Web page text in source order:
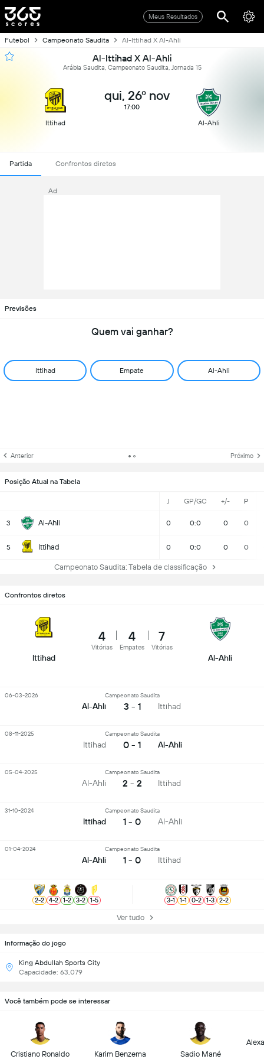
Meus Resultados
Futebol Campeonato Saudita Al-Ittihad X Al-Ahli
Al-Ittihad X Al-Ahli
Arábia Saudita, Campeonato Saudita, Jornada 15
Ittihad
qui, 26º nov
17:00
Al-Ahli
Partida Confrontos diretos
Ad
Previsões
Quem vai ganhar?
Ittihad Empate Al-Ahli
Anterior Próximo
Posição Atual na Tabela
J GP/GC +/- P
3 Al-Ahli 0 0:0 0 0
5 Ittihad 0 0:0 0 0
Campeonato Saudita: Tabela de classificação
Informação do jogo
King Abdullah Sports City
Capacidade: 63,079
Confrontos diretos
Ittihad
4
Vitórias
4
Empates
7
Vitórias
Al-Ahli
Al-Ahli
Campeonato Saudita
3 - 1 Ittihad
06-03-2026
Ittihad
Campeonato Saudita
0 - 1 Al-Ahli
08-11-2025
Al-Ahli
Campeonato Saudita
2 - 2 Ittihad
05-04-2025
Ittihad
Campeonato Saudita
1 - 0 Al-Ahli
31-10-2024
Al-Ahli
Campeonato Saudita
1 - 0 Ittihad
01-04-2024
2-2 4-2 1-2 3-2 1-5 3-1 1-1 0-2 1-3 2-2
Ver tudo
Você também pode se interessar
Cristiano Ronaldo Karim Benzema Sadio Mané